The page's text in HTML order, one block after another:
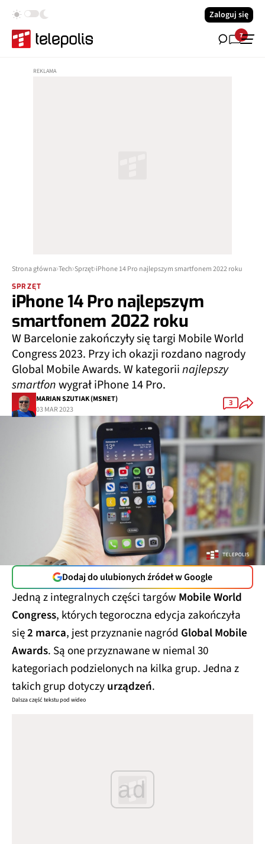
Zaloguj się
7
Strona główna Tech Sprzęt iPhone 14 Pro najlepszym smartfonem 2022 roku
SPRZĘT
iPhone 14 Pro najlepszym
smartfonem 2022 roku
W Barcelonie zakończyły się targi Mobile World
Congress 2023. Przy ich okazji rozdano nagrody
Global Mobile Awards. W kategoriinajlepszy
smartfonwygrał iPhone 14 Pro.
MARIAN SZUTIAK (MSNET)
03 MAR 2023
3
Dodaj do ulubionych źródeł w Google
Jedną z integralnych części targów Mobile World
Congress, których tegoroczna edycja zakończyła
się2 marca, jest przyznanie nagród Global Mobile
Awards. Są one przyznawane w niemal 30
kategoriach podzielonych na kilka grup. Jedna z
takich grup dotyczyurządzeń.
Dalsza część tekstu pod wideo
ad